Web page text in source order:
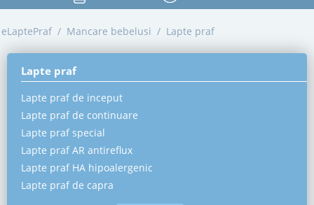
eLaptePraf / Mancare bebelusi / Lapte praf
Lapte praf
Lapte praf de inceput
Lapte praf de continuare
Lapte praf special
Lapte praf AR antireflux
Lapte praf HA hipoalergenic
Lapte praf de capra